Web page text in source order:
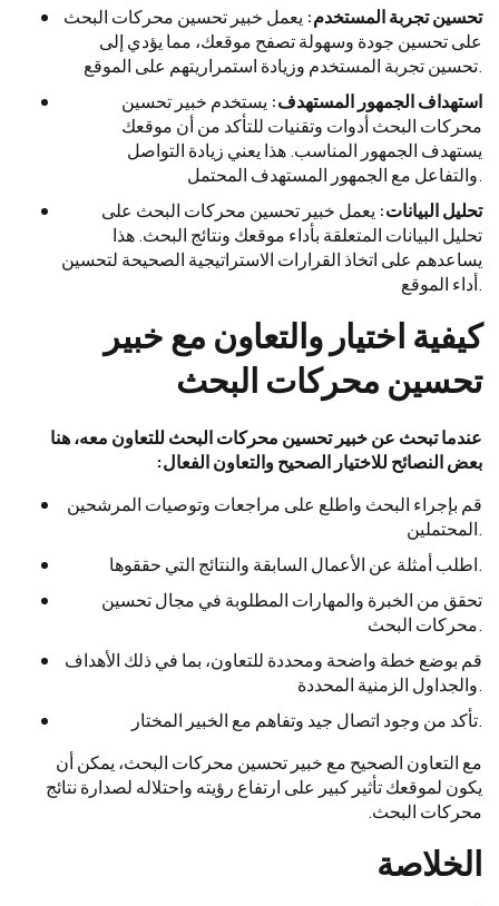
تحسين تجربة المستخدم: يعمل خبير تحسين محركات البحث
على تحسين جودة وسهولة تصفح موقعك، مما يؤدي إلى
تحسين تجربة المستخدم وزيادة استمراريتهم على الموقع.
استهداف الجمهور المستهدف: يستخدم خبير تحسين
محركات البحث أدوات وتقنيات للتأكد من أن موقعك
يستهدف الجمهور المناسب. هذا يعني زيادة التواصل
والتفاعل مع الجمهور المستهدف المحتمل.
تحليل البيانات: يعمل خبير تحسين محركات البحث على
تحليل البيانات المتعلقة بأداء موقعك ونتائج البحث. هذا
يساعدهم على اتخاذ القرارات الاستراتيجية الصحيحة لتحسين
أداء الموقع.
كيفية اختيار والتعاون مع خبير
تحسين محركات البحث
عندما تبحث عن خبير تحسين محركات البحث للتعاون معه، هنا
بعض النصائح للاختيار الصحيح والتعاون الفعال:
قم بإجراء البحث واطلع على مراجعات وتوصيات المرشحين
المحتملين.
اطلب أمثلة عن الأعمال السابقة والنتائج التي حققوها.
تحقق من الخبرة والمهارات المطلوبة في مجال تحسين
محركات البحث.
قم بوضع خطة واضحة ومحددة للتعاون، بما في ذلك الأهداف
والجداول الزمنية المحددة.
تأكد من وجود اتصال جيد وتفاهم مع الخبير المختار.
مع التعاون الصحيح مع خبير تحسين محركات البحث، يمكن أن
يكون لموقعك تأثير كبير على ارتفاع رؤيته واحتلاله لصدارة نتائج
محركات البحث.
الخلاصة